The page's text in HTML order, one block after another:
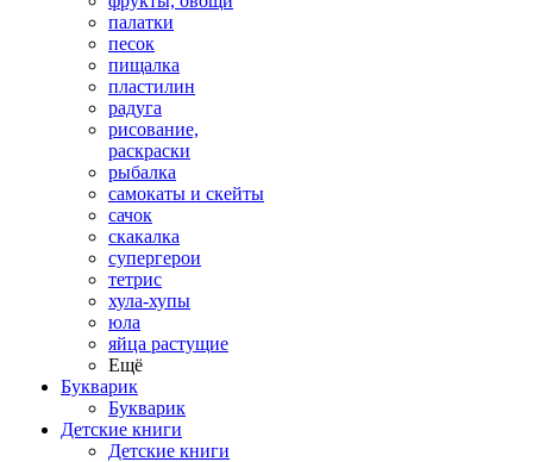
палатки
песок
пищалка
пластилин
радуга
рисование,
раскраски
рыбалка
самокаты и скейты
сачок
скакалка
супергерои
тетрис
хула-хупы
юла
яйца растущие
Ещё
Букварик
Букварик
Детские книги
Детские книги